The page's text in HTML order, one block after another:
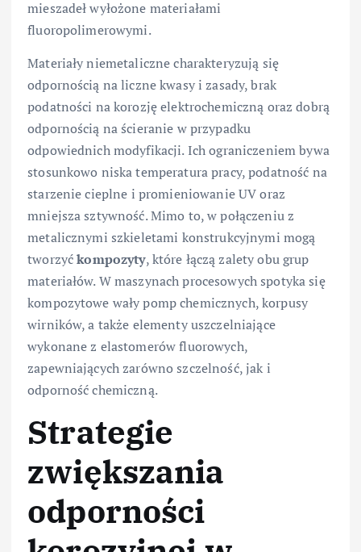
mieszadeł wyłożone materiałami
fluoropolimerowymi.
Materiały niemetaliczne charakteryzują się
odpornością na liczne kwasy i zasady, brak
podatności na korozję elektrochemiczną oraz dobrą
odpornością na ścieranie w przypadku
odpowiednich modyfikacji. Ich ograniczeniem bywa
stosunkowo niska temperatura pracy, podatność na
starzenie cieplne i promieniowanie UV oraz
mniejsza sztywność. Mimo to, w połączeniu z
metalicznymi szkieletami konstrukcyjnymi mogą
tworzyćkompozyty, które łączą zalety obu grup
materiałów. W maszynach procesowych spotyka się
kompozytowe wały pomp chemicznych, korpusy
wirników, a także elementy uszczelniające
wykonane z elastomerów fluorowych,
zapewniających zarówno szczelność, jak i
odporność chemiczną.
Strategie
zwiększania
odporności